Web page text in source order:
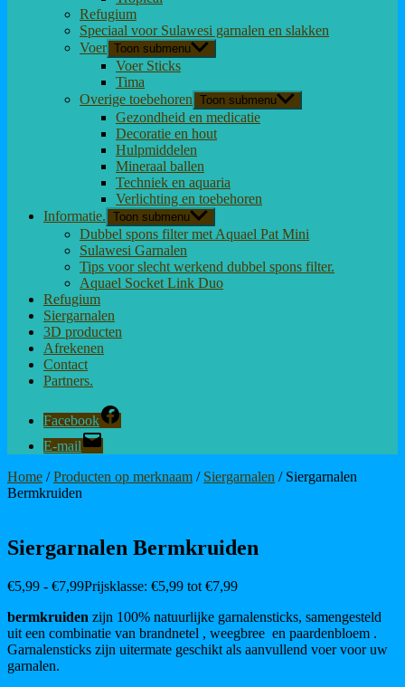
Refugium
Speciaal voor Sulawesi garnalen en slakken
Voer Toon submenu
Voer Sticks
Tima
Overige toebehoren Toon submenu
Gezondheid en medicatie
Decoratie en hout
Hulpmiddelen
Mineraal ballen
Techniek en aquaria
Verlichting en toebehoren
Informatie. Toon submenu
Dubbel spons filter met Aquael Pat Mini
Sulawesi Garnalen
Tips voor slecht werkend dubbel spons filter.
Aquael Socket Link Duo
Refugium
Siergarnalen
3D producten
Afrekenen
Contact
Partners.
Facebook
E-mail
Home /Producten op merknaam / Siergarnalen / Siergarnalen
Bermkruiden
Siergarnalen Bermkruiden
€5,99 - €7,99Prijsklasse: €5,99 tot €7,99
bermkruiden zijn 100% natuurlijke garnalensticks, samengesteld
uit een combinatie van brandnetel , weegbree en paardenbloem .
Garnalensticks zijn uitermate geschikt als aanvullend voer voor uw
garnalen.